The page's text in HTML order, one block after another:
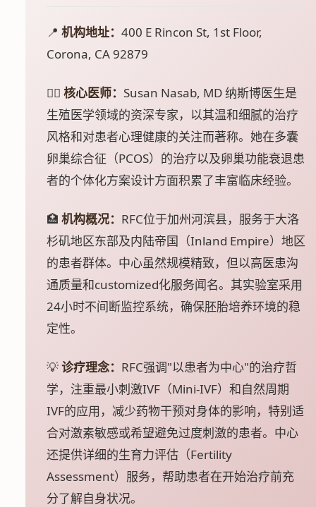
📍 机构地址： 400 E Rincon St, 1st Floor,
Corona, CA 92879
👩‍⚕️ 核心医师： Susan Nasab, MD 纳斯博医生是
生殖医学领域的资深专家，以其温和细腻的治疗
风格和对患者心理健康的关注而著称。她在多囊
卵巢综合征（PCOS）的治疗以及卵巢功能衰退患
者的个体化方案设计方面积累了丰富临床经验。
🏥 机构概况： RFC位于加州河滨县，服务于大洛
杉矶地区东部及内陆帝国（Inland Empire）地区
的患者群体。中心虽然规模精致，但以高医患沟
通质量和customized化服务闻名。其实验室采用
24小时不间断监控系统，确保胚胎培养环境的稳
定性。
💡诊疗理念： RFC强调"以患者为中心"的治疗哲
学，注重最小刺激IVF（Mini-IVF）和自然周期
IVF的应用，减少药物干预对身体的影响，特别适
合对激素敏感或希望避免过度刺激的患者。中心
还提供详细的生育力评估（Fertility
Assessment）服务，帮助患者在开始治疗前充
分了解自身状况。